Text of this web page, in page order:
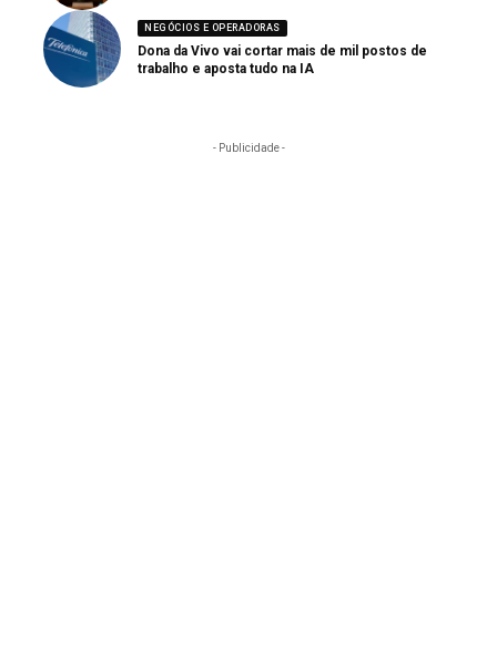
NEGÓCIOS E OPERADORAS
Dona da Vivo vai cortar mais de mil postos de
trabalho e aposta tudo na IA
- Publicidade -